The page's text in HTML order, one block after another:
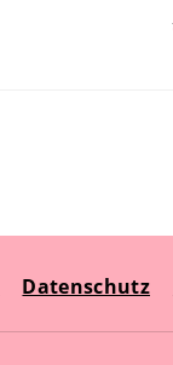
Datenschutz